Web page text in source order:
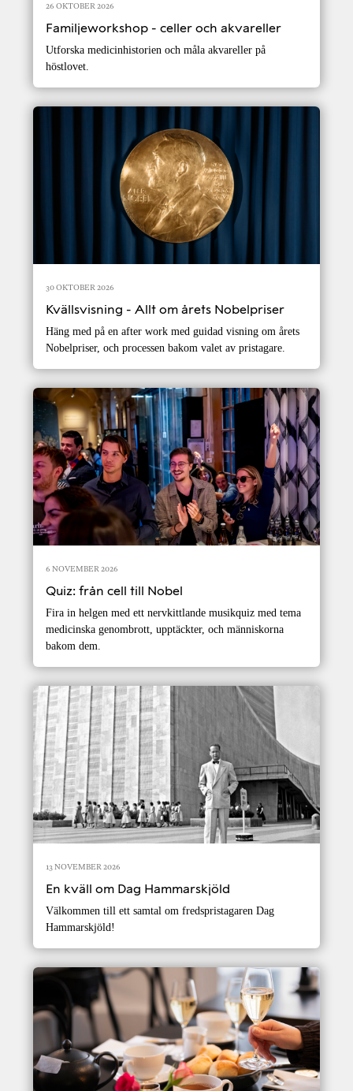
26 OKTOBER 2026
Familjeworkshop - celler och akvareller
Utforska medicinhistorien och måla akvareller på
höstlovet.
30 OKTOBER 2026
Kvällsvisning - Allt om årets Nobelpriser
Häng med på en after work med guidad visning om årets
Nobelpriser, och processen bakom valet av pristagare.
6 NOVEMBER 2026
Quiz: från cell till Nobel
Fira in helgen med ett nervkittlande musikquiz med tema
medicinska genombrott, upptäckter, och människorna
bakom dem.
13 NOVEMBER 2026
En kväll om Dag Hammarskjöld
Välkommen till ett samtal om fredspristagaren Dag
Hammarskjöld!